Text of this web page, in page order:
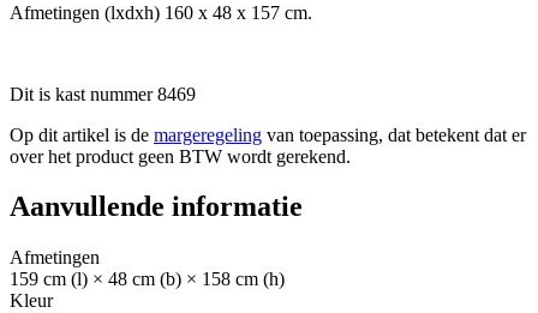
Afmetingen (lxdxh) 160 x 48 x 157 cm.
Dit is kast nummer 8469
Op dit artikel is de margeregeling van toepassing, dat betekent dat er
over het product geen BTW wordt gerekend.
Aanvullende informatie
Afmetingen
159 cm (l) × 48 cm (b) × 158 cm (h)
Kleur